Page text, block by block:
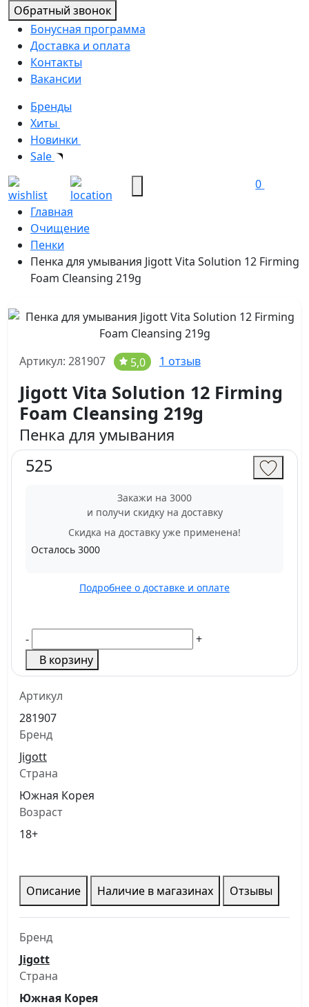
Обратный звонок
Бонусная программа
Доставка и оплата
Контакты
Вакансии
Бренды
Хиты
Новинки
Sale
0
Главная
Очищение
Пенки
Пенка для умывания Jigott Vita Solution 12 Firming
Foam Cleansing 219g
Артикул: 281907 5,0 1 отзыв
Jigott Vita Solution 12 Firming
Foam Cleansing 219g
Пенка для умывания
525
Закажи на 3000
и получи скидку на доставку
Скидка на доставку уже применена!
Осталось 3000
Подробнее о доставке и оплате
-
+
В корзину
Артикул
281907
Бренд
Jigott
Страна
Южная Корея
Возраст
18+
Описание Наличие в магазинах Отзывы
Бренд
Jigott
Страна
Южная Корея